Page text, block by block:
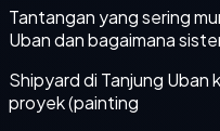
Tantangan yang sering
Uban dan bagaimana
Shipyard di Tanjung Uban
proyek (painting